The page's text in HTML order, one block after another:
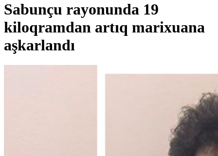
Sabunçu rayonunda 19
kiloqramdan artıq marixuana
aşkarlandı